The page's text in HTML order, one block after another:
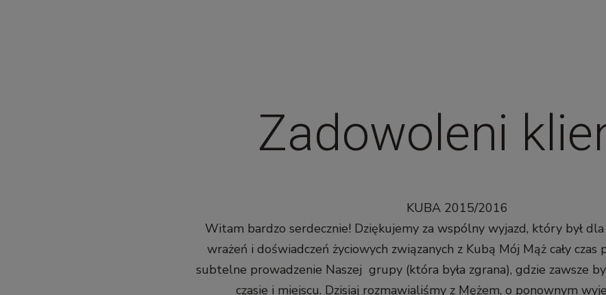
Zadowoleni
KUBA 2015/2016
Witam bardzo serdecznie! Dziękujemy za wspólny wyjazd, który był
wrażeń i doświadczeń życiowych związanych z Kubą Mój Mąż cały czas
subtelne prowadzenie Naszej grupy (która była zgrana), gdzie zawsze
czasie i miejscu. Dzisiaj rozmawialiśmy z Mężem, o ponownym